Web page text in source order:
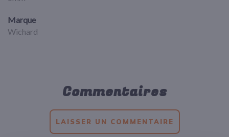
Marque
Wichard
Commentaires
LAISSER UN COMMENTAIRE